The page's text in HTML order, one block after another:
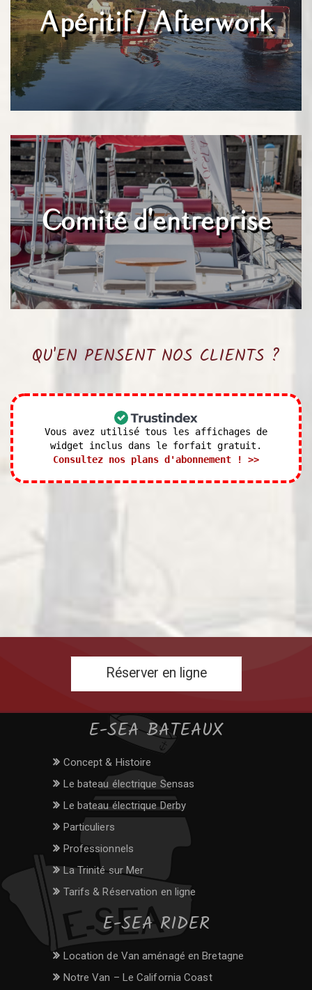
Apéritif / Afterwork
Comité d'entreprise
QU'EN PENSENT NOS CLIENTS ?
Vous avez utilisé tous les affichages de
widget inclus dans le forfait gratuit.
Consultez nos plans d'abonnement ! >>
Réserver en ligne
E-SEA BATEAUX
Concept & Histoire
Le bateau électrique Sensas
Le bateau électrique Derby
Particuliers
Professionnels
La Trinité sur Mer
Tarifs & Réservation en ligne
E-SEA RIDER
Location de Van aménagé en Bretagne
Notre Van – Le California Coast